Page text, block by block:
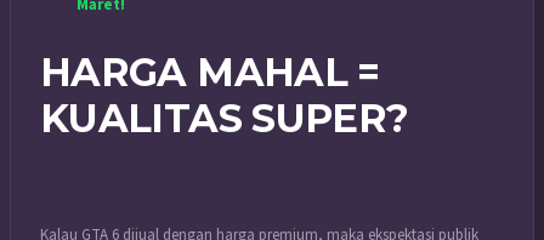
Maret!
HARGA MAHAL =
KUALITAS SUPER?
Kalau GTA 6 dijual dengan harga premium, maka ekspektasi publik